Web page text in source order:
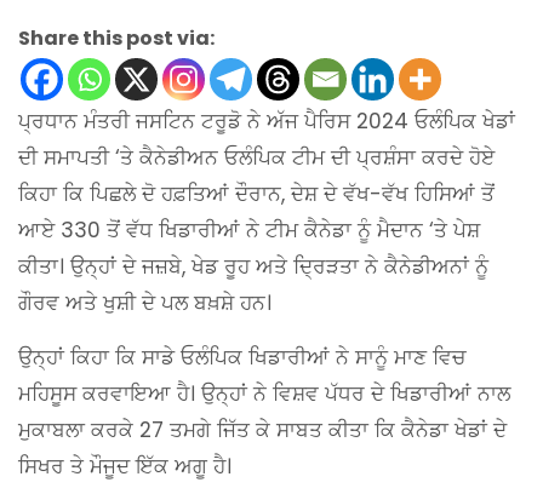
Share this post via:
ਪ੍ਰਧਾਨ ਮੰਤਰੀ ਜਸਟਿਨ ਟਰੂਡੋ ਨੇ ਅੱਜ ਪੈਰਿਸ 2024 ਓਲੰਪਿਕ ਖੇਡਾਂ
ਦੀ ਸਮਾਪਤੀ ‘ਤੇ ਕੈਨੇਡੀਅਨ ਓਲੰਪਿਕ ਟੀਮ ਦੀ ਪ੍ਰਸ਼ੰਸਾ ਕਰਦੇ ਹੋਏ
ਕਿਹਾ ਕਿ ਪਿਛਲੇ ਦੋ ਹਫ਼ਤਿਆਂ ਦੌਰਾਨ, ਦੇਸ਼ ਦੇ ਵੱਖ-ਵੱਖ ਹਿਸਿਆਂ ਤੋਂ
ਆਏ 330 ਤੋਂ ਵੱਧ ਖਿਡਾਰੀਆਂ ਨੇ ਟੀਮ ਕੈਨੇਡਾ ਨੂੰ ਮੈਦਾਨ ‘ਤੇ ਪੇਸ਼
ਕੀਤਾ। ਉਨ੍ਹਾਂ ਦੇ ਜਜ਼ਬੇ, ਖੇਡ ਰੂਹ ਅਤੇ ਦ੍ਰਿੜਤਾ ਨੇ ਕੈਨੇਡੀਅਨਾਂ ਨੂੰ
ਗੌਰਵ ਅਤੇ ਖੁਸ਼ੀ ਦੇ ਪਲ ਬਖ਼ਸ਼ੇ ਹਨ।
ਉਨ੍ਹਾਂ ਕਿਹਾ ਕਿ ਸਾਡੇ ਓਲੰਪਿਕ ਖਿਡਾਰੀਆਂ ਨੇ ਸਾਨੂੰ ਮਾਣ ਵਿਚ
ਮਹਿਸੂਸ ਕਰਵਾਇਆ ਹੈ। ਉਨ੍ਹਾਂ ਨੇ ਵਿਸ਼ਵ ਪੱਧਰ ਦੇ ਖਿਡਾਰੀਆਂ ਨਾਲ
ਮੁਕਾਬਲਾ ਕਰਕੇ 27 ਤਮਗੇ ਜਿੱਤ ਕੇ ਸਾਬਤ ਕੀਤਾ ਕਿ ਕੈਨੇਡਾ ਖੇਡਾਂ ਦੇ
ਸਿਖਰ ਤੇ ਮੌਜੂਦ ਇੱਕ ਅਗੂ ਹੈ।